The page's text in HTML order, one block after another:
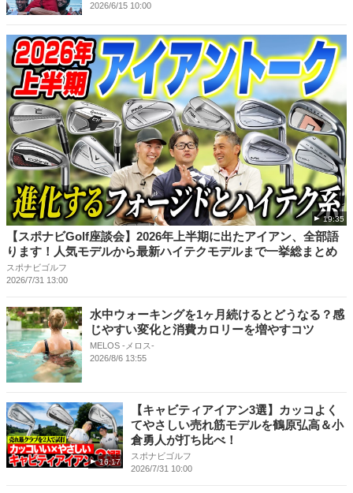
2026/6/15 10:00
19:35
【スポナビGolf座談会】2026年上半期に出たアイアン、全部語
ります！人気モデルから最新ハイテクモデルまで一挙総まとめ
スポナビゴルフ
2026/7/31 13:00
水中ウォーキングを1ヶ月続けるとどうなる？感
じやすい変化と消費カロリーを増やすコツ
MELOS -メロス-
2026/8/6 13:55
16:17
【キャビティアイアン3選】カッコよく
てやさしい売れ筋モデルを鶴原弘高＆小
倉勇人が打ち比べ！
スポナビゴルフ
2026/7/31 10:00